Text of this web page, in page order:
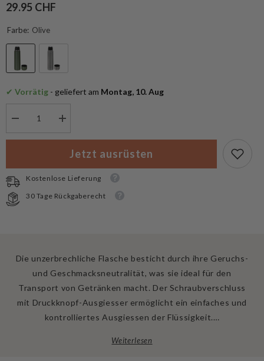
29.95 CHF
Farbe: Olive
✔ Vorrätig - geliefert am Montag, 10. Aug
für
Vakuum
1
L
Menge
für
Fox
Outdoor
Vakuum
Jetzt ausrüsten
Kostenlose Lieferung
30 Tage Rückgaberecht
Die unzerbrechliche Flasche besticht durch ihre Geruchs-
und Geschmacksneutralität, was sie ideal für den
Transport von Getränken macht. Der Schraubverschluss
mit Druckknopf-Ausgiesser ermöglicht ein einfaches und
kontrolliertes Ausgiessen der Flüssigkeit.…
Weiterlesen